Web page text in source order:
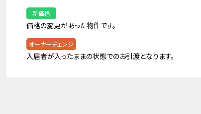
新価格
価格の変更があった物件です。
オーナーチェンジ
入居者が入ったままの状態でのお引渡となります。